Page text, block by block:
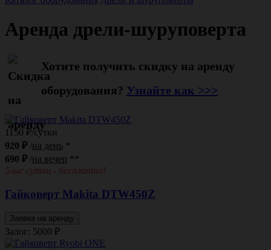
Аренда дрели-шуруповерта
Хотите получить скидку на аренду
оборудования? Узнайте как >>>
1150 ₽/сутки
920 ₽ /на день *
690 ₽ /на вечер **
5-ые сутки - бесплатно!
Гайковерт Makita DTW450Z
Заявка на аренду
Залог: 5000 ₽